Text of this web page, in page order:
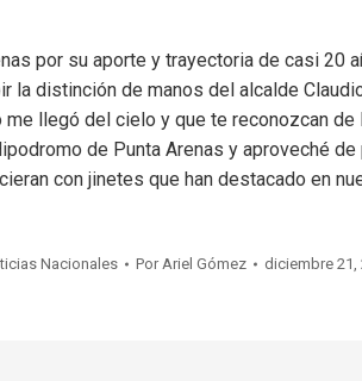
por su aporte y trayectoria de casi 20
distinción de manos del alcalde
llegó del cielo y que te reconozcan
de Punta Arenas y aproveché
con jinetes que han destacado en
Nacionales PorAriel Gómez diciembre 21,